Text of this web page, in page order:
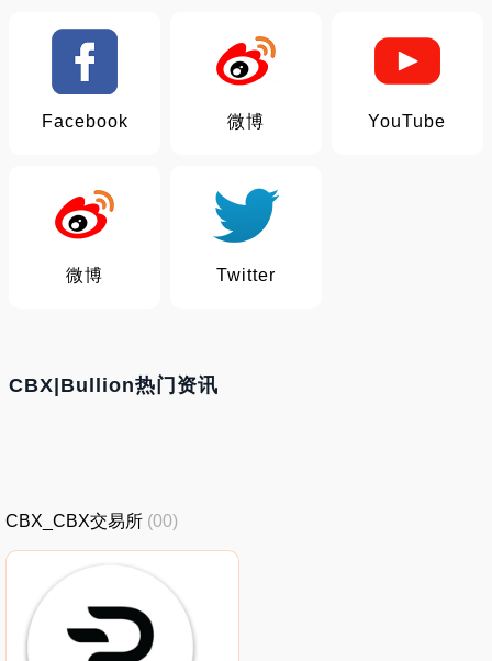
Facebook 微博 YouTube
微博 Twitter
CBX|Bullion热门资讯
CBX_CBX交易所 (00)